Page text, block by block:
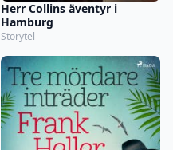
Herr Collins äventyr i
Hamburg
Storytel